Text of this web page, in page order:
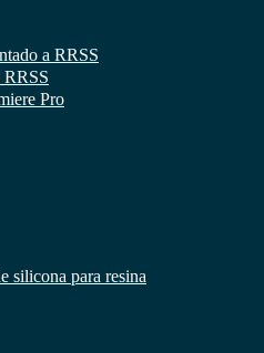
a RRSS
Pro
silicona para resina